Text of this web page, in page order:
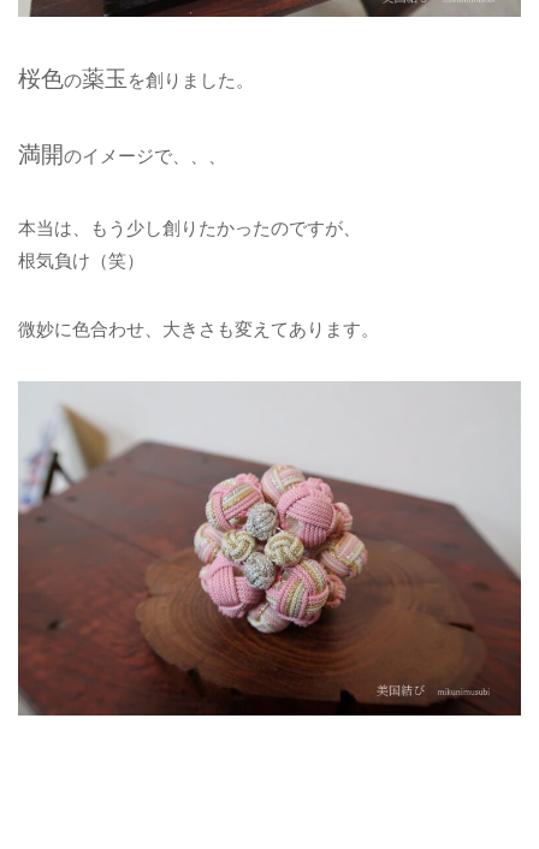
桜色の薬玉 を創りました。
満開のイメージで、、、
本当は、もう少し創りたかったのですが、
根気負け（笑）
微妙に色合わせ、大きさも変えてあります。